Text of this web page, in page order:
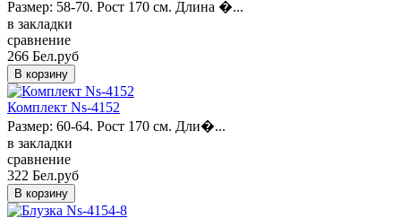
Размер: 58-70. Рост 170 см. Длина �...
в закладки
сравнение
266 Бел.руб
Комплект Ns-4152
Размер: 60-64. Рост 170 см. Дли�...
в закладки
сравнение
322 Бел.руб